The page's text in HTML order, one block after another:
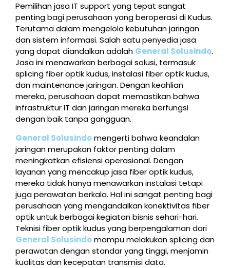
Pemilihan jasa IT support yang tepat sangat
penting bagi perusahaan yang beroperasi di Kudus.
Terutama dalam mengelola kebutuhan jaringan
dan sistem informasi. Salah satu penyedia jasa
yang dapat diandalkan adalah General Solusindo.
Jasa ini menawarkan berbagai solusi, termasuk
splicing fiber optik kudus, instalasi fiber optik kudus,
dan maintenance jaringan. Dengan keahlian
mereka, perusahaan dapat memastikan bahwa
infrastruktur IT dan jaringan mereka berfungsi
dengan baik tanpa gangguan.
General Solusindomengerti bahwa keandalan
jaringan merupakan faktor penting dalam
meningkatkan efisiensi operasional. Dengan
layanan yang mencakup jasa fiber optik kudus,
mereka tidak hanya menawarkan instalasi tetapi
juga perawatan berkala. Hal ini sangat penting bagi
perusahaan yang mengandalkan konektivitas fiber
optik untuk berbagai kegiatan bisnis sehari-hari.
Teknisi fiber optik kudus yang berpengalaman dari
General Solusindomampu melakukan splicing dan
perawatan dengan standar yang tinggi, menjamin
kualitas dan kecepatan transmisi data.